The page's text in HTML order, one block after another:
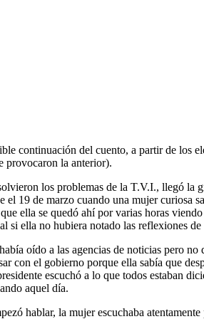
continuación del cuento, a partir de los
provocaron la anterior).
los problemas de la T.V.I., llegó la
el 19 de marzo cuando una mujer curiosa
ella se quedó ahí por varias horas
si ella no hubiera notado las reflexiones
oído a las agencias de noticias pero
con el gobierno porque ella sabía que
escuchó a lo que todos estaban
aquel día.
hablar, la mujer escuchaba